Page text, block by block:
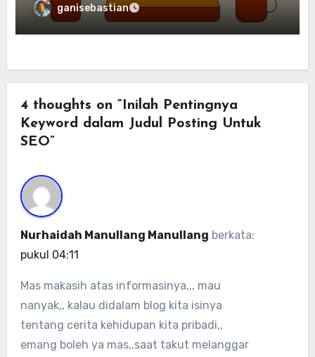
ganisebastian
4 thoughts on “Inilah Pentingnya
Keyword dalam Judul Posting Untuk
SEO”
Nurhaidah Manullang Manullang berkata:
pukul 04:11
Mas makasih atas informasinya,,, mau
nanyak,, kalau didalam blog kita isinya
tentang cerita kehidupan kita pribadi,,
emang boleh ya mas,,saat takut melanggar